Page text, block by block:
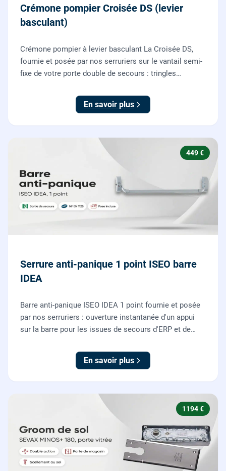
Crémone pompier Croisée DS (levier
basculant)
Crémone pompier à levier basculant La Croisée DS,
fournie et posée par nos serruriers sur le vantail semi-
fixe de votre porte double de secours : tringles
En savoir plus
449 €
Serrure anti-panique 1 point ISEO barre
IDEA
Barre anti-panique ISEO IDEA 1 point fournie et posée
par nos serruriers : ouverture instantanée d'un appui
sur la barre pour les issues de secours d'ERP et de
En savoir plus
1194 €